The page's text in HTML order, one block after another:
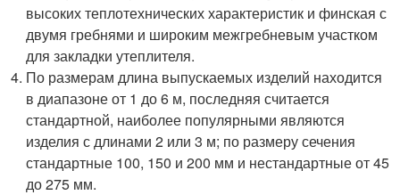
высоких теплотехнических характеристик и финская с
двумя гребнями и широким межгребневым участком
для закладки утеплителя.
По размерам длина выпускаемых изделий находится
в диапазоне от 1 до 6 м, последняя считается
стандартной, наиболее популярными являются
изделия с длинами 2 или 3 м; по размеру сечения
стандартные 100, 150 и 200 мм и нестандартные от 45
до 275 мм.